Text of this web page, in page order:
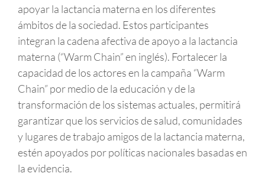
apoyar la lactancia materna en los diferentes
ámbitos de la sociedad. Estos participantes
integran la cadena afectiva de apoyo a la lactancia
materna (“Warm Chain” en inglés). Fortalecer la
capacidad de los actores en la campaña “Warm
Chain” por medio de la educación y de la
transformación de los sistemas actuales, permitirá
garantizar que los servicios de salud, comunidades
y lugares de trabajo amigos de la lactancia materna,
estén apoyados por políticas nacionales basadas en
la evidencia.